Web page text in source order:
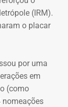
(IRM).
o placar
por uma
em
(como
nomeações